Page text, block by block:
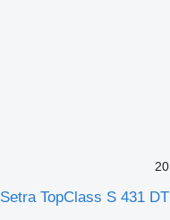
20
Setra TopClass S 431 DT